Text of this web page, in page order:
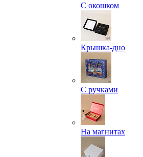
С окошком
Крышка-дно
С ручками
На магнитах